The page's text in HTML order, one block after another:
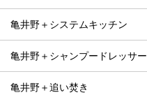
亀井野＋システムキッチン
亀井野＋シャンプードレッサー
亀井野＋追い焚き